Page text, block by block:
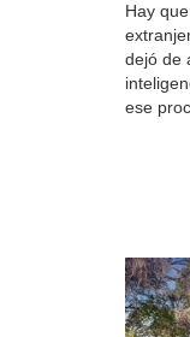
Hay
dejó de
ese